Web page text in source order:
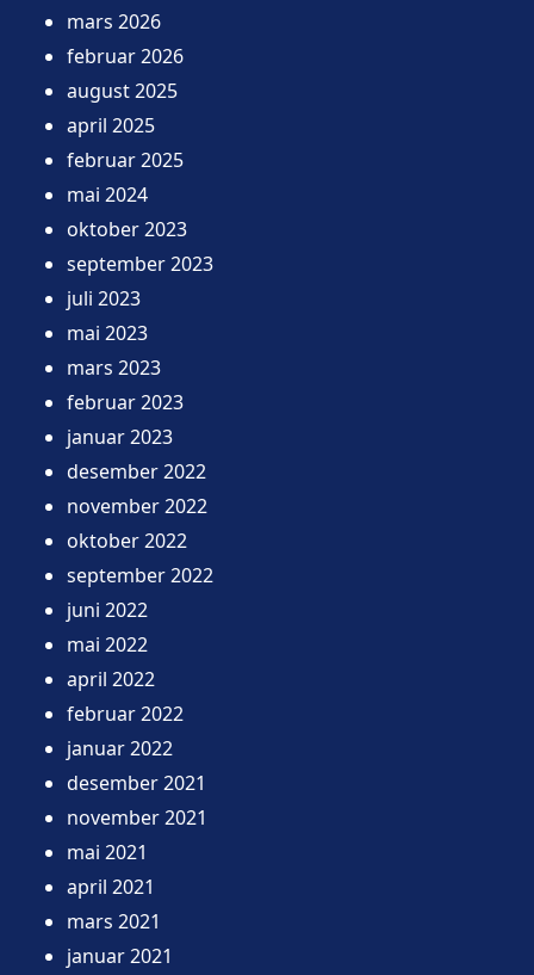
mars 2026
februar 2026
august 2025
april 2025
februar 2025
mai 2024
oktober 2023
september 2023
juli 2023
mai 2023
mars 2023
februar 2023
januar 2023
desember 2022
november 2022
oktober 2022
september 2022
juni 2022
mai 2022
april 2022
februar 2022
januar 2022
desember 2021
november 2021
mai 2021
april 2021
mars 2021
januar 2021